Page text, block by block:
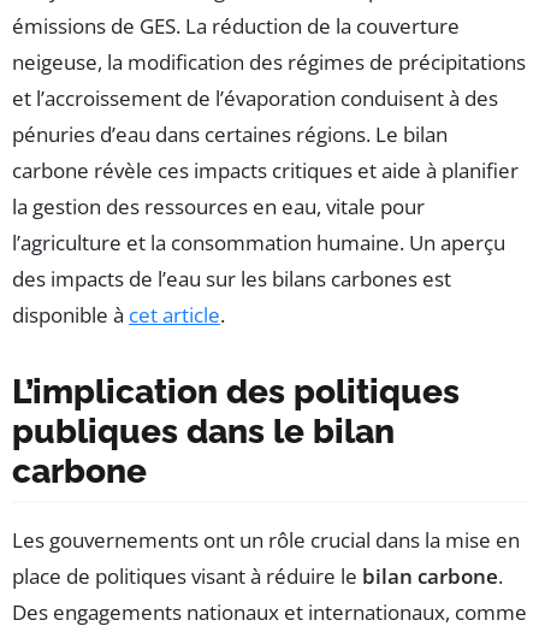
émissions de GES. La réduction de la couverture
neigeuse, la modification des régimes de précipitations
et l’accroissement de l’évaporation conduisent à des
pénuries d’eau dans certaines régions. Le bilan
carbone révèle ces impacts critiques et aide à planifier
la gestion des ressources en eau, vitale pour
l’agriculture et la consommation humaine. Un aperçu
des impacts de l’eau sur les bilans carbones est
disponible à cet article.
L’implication des politiques
publiques dans le bilan
carbone
Les gouvernements ont un rôle crucial dans la mise en
place de politiques visant à réduire le bilan carbone.
Des engagements nationaux et internationaux, comme